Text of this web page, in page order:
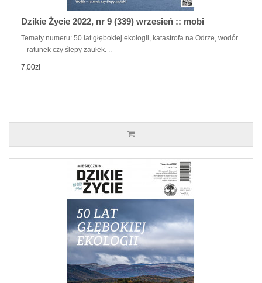
Dzikie Życie 2022, nr 9 (339) wrzesień :: mobi
Tematy numeru: 50 lat głębokiej ekologii, katastrofa na Odrze, wodór
– ratunek czy ślepy zaułek. ..
7,00zł